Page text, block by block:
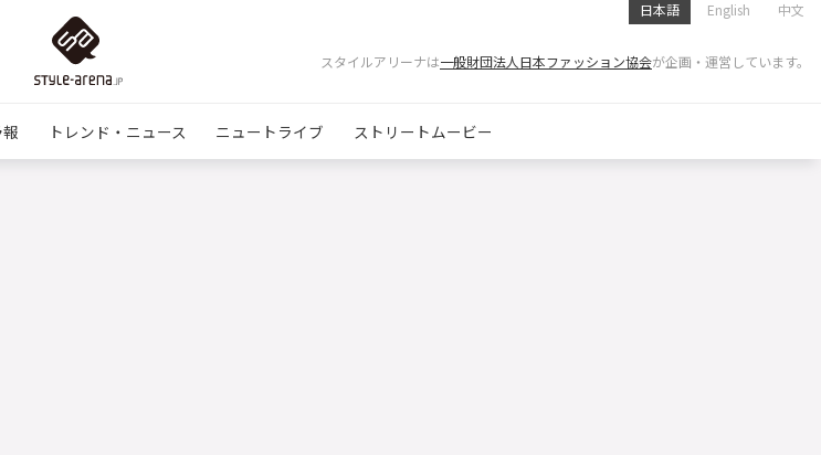
日本語 English 中文
スタイルアリーナは一般財団法人日本ファッション協会が企画・運営しています。
トレンド・ニュース ニュートライブ ストリートムービー